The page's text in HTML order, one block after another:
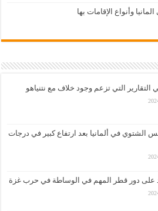
وأنواع الإقامات بها
التقارير التي تزعم وجود خلاف مع نتنياهو
الشتوي في ألمانيا بعد ارتفاع كبير في درجات
على دور قطر المهم في الوساطة في حرب غزة